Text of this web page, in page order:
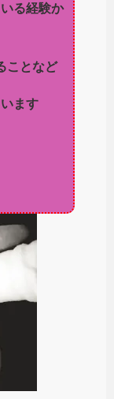
る経験か
ことなど
ます